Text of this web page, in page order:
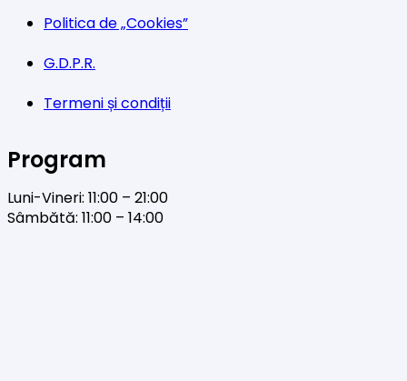
Politica de „Cookies”
G.D.P.R.
Termeni și condiții
Program
Luni-Vineri: 11:00 – 21:00
Sâmbătă: 11:00 – 14:00